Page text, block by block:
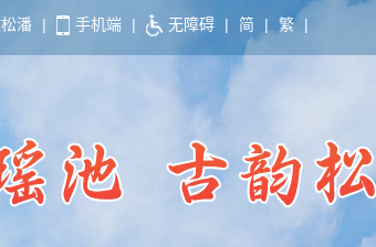
潘 | 手机端 | 无障碍 | 简 | 繁 |